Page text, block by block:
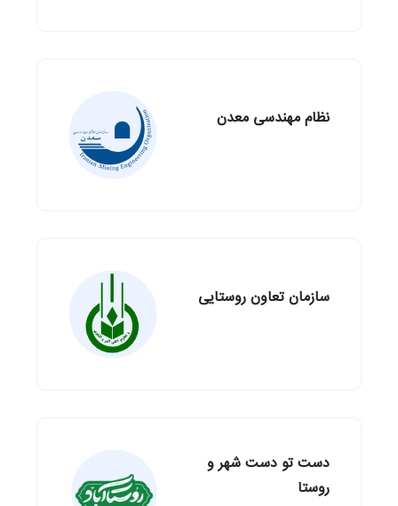
نظام مهندسی معدن
سازمان تعاون روستایی
دست تو دست شهر و
روستا